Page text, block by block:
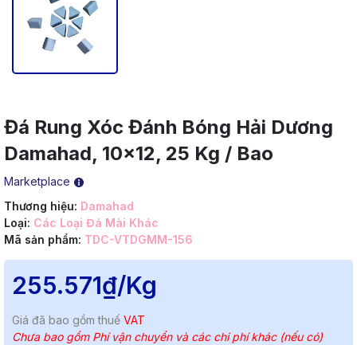
Đá Rung Xóc Đánh Bóng Hải Dương
Damahad, 10x12, 25 Kg / Bao
Marketplace
Thương hiệu: Damahad
Loại: Các Loại Đá Mài Khác
Mã sản phẩm: TDC-VTDGMM-156
255.571₫/Kg
Giá đã bao gồm thuế VAT
Chưa bao gồm Phí vận chuyển và các chi phí khác (nếu có)